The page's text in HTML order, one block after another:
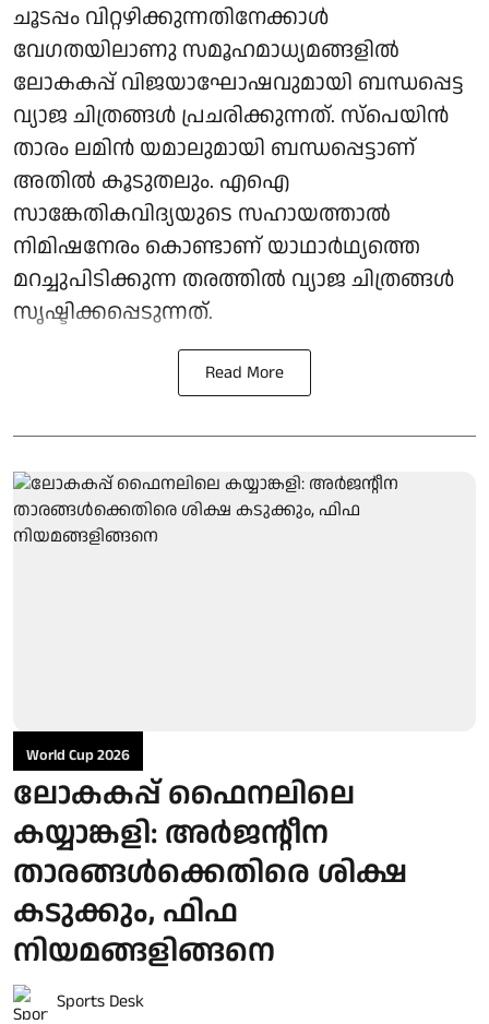
ചൂടപ്പം വിറ്റഴിക്കുന്നതിനേക്കാൾ
വേഗതയിലാണു സമൂഹമാധ്യമങ്ങളിൽ
ലോകകപ്പ് വിജയാഘോഷവുമായി ബന്ധപ്പെട്ട
വ്യാജ ചിത്രങ്ങൾ പ്രചരിക്കുന്നത്. സ്‌പെയിൻ
താരം ലമിൻ യമാലുമായി ബന്ധപ്പെട്ടാണ്
അതിൽ കൂടുതലും. എഐ
സാങ്കേതികവിദ്യയുടെ സഹായത്താൽ
നിമിഷനേരം കൊണ്ടാണ് യാഥാർഥ്യത്തെ
മറച്ചുപിടിക്കുന്ന തരത്തിൽ വ്യാജ ചിത്രങ്ങൾ
സൃഷ്ടിക്കപ്പെടുന്നത്.
Read More
World Cup 2026
ലോകകപ്പ് ഫൈനലിലെ
കയ്യാങ്കളി: അർജന്റീന
താരങ്ങൾക്കെതിരെ ശിക്ഷ
കടുക്കും, ഫിഫ
നിയമങ്ങളിങ്ങനെ
Sports Desk